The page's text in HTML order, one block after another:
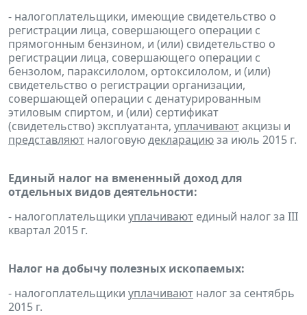
- налогоплательщики, имеющие свидетельство о
регистрации лица, совершающего операции с
прямогонным бензином, и (или) свидетельство о
регистрации лица, совершающего операции с
бензолом, параксилолом, ортоксилолом, и (или)
свидетельство о регистрации организации,
совершающей операции с денатурированным
этиловым спиртом, и (или) сертификат
(свидетельство) эксплуатанта, уплачиваютакцизы и
представляют налоговуюдекларациюза июль 2015 г.
Единый налог на вмененный доход для
отдельных видов деятельности:
- налогоплательщики уплачивают единый налог за III
квартал 2015 г.
Налог на добычу полезных ископаемых:
- налогоплательщики уплачивают налог за сентябрь
2015 г.